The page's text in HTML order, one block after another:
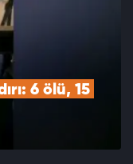
6 ölü, 15